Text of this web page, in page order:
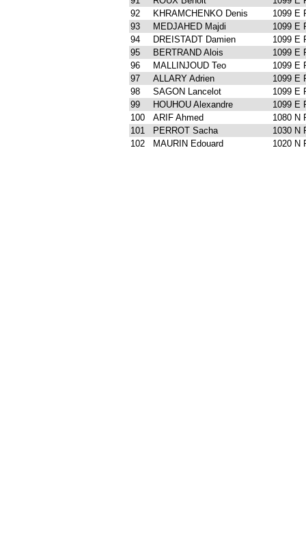
92
KHRAMCHENKO Denis 1099 E
93
MEDJAHED Majdi 1099 E
94
DREISTADT Damien 1099 E
95
BERTRAND Alois 1099 E
96
MALLINJOUD Teo 1099 E
97
ALLARY Adrien 1099 E
98
SAGON Lancelot 1099 E
99
HOUHOU Alexandre 1099 E
100
ARIF Ahmed 1080 N
101
PERROT Sacha 1030 N
102
MAURIN Edouard 1020 N